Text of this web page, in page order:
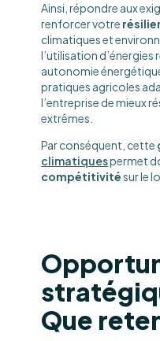
Ainsi, répondre aux
renforcer votre
climatiques et
l’utilisation
autonomie
pratiques agricoles
l’entreprise de mieux
extrêmes.
Par conséquent, cette
climatiquespermet
compétitivitésur le
Que